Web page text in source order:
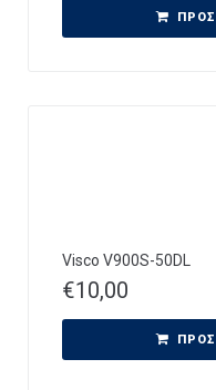
Visco V900S-50DL
€10,00